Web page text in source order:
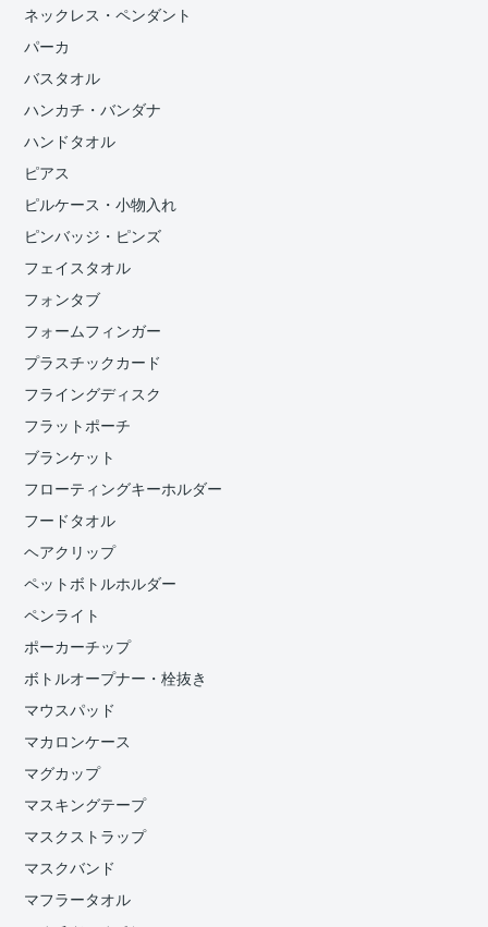
ネックレス・ペンダント
パーカ
バスタオル
ハンカチ・バンダナ
ハンドタオル
ピアス
ピルケース・小物入れ
ピンバッジ・ピンズ
フェイスタオル
フォンタブ
フォームフィンガー
プラスチックカード
フライングディスク
フラットポーチ
ブランケット
フローティングキーホルダー
フードタオル
ヘアクリップ
ペットボトルホルダー
ペンライト
ポーカーチップ
ボトルオープナー・栓抜き
マウスパッド
マカロンケース
マグカップ
マスキングテープ
マスクストラップ
マスクバンド
マフラータオル